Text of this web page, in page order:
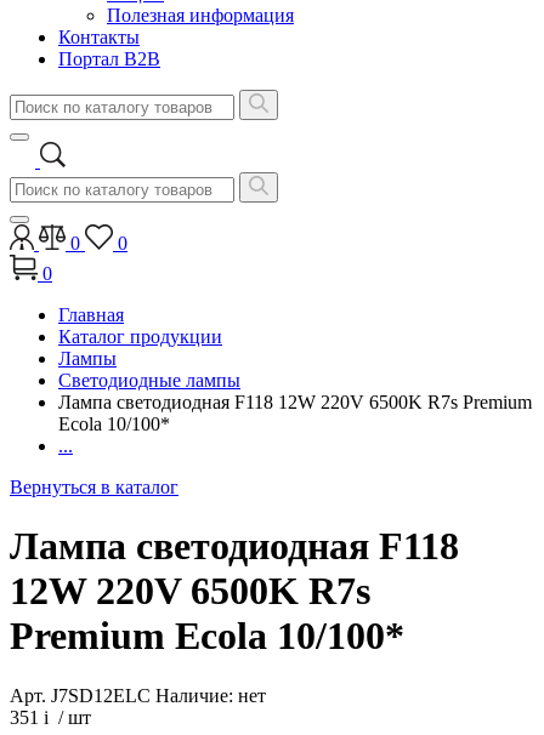
Полезная информация
Контакты
Портал B2B
0
0
0
Главная
Каталог продукции
Лампы
Светодиодные лампы
Лампа светодиодная F118 12W 220V 6500K R7s Premium
Ecola 10/100*
...
Вернуться в каталог
Лампа светодиодная F118
12W 220V 6500K R7s
Premium Ecola 10/100*
Арт. J7SD12ELC Наличие: нет
351 i / шт